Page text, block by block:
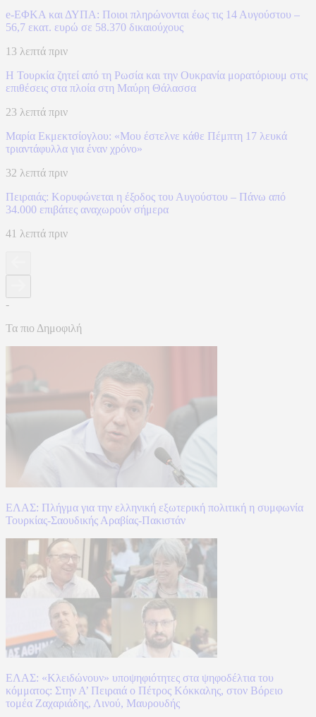
e-ΕΦΚΑ και ΔΥΠΑ: Ποιοι πληρώνονται έως τις 14 Αυγούστου –
56,7 εκατ. ευρώ σε 58.370 δικαιούχους
13 λεπτά πριν
Η Τουρκία ζητεί από τη Ρωσία και την Ουκρανία μορατόριουμ στις
επιθέσεις στα πλοία στη Μαύρη Θάλασσα
23 λεπτά πριν
Μαρία Εκμεκτσίογλου: «Mου έστελνε κάθε Πέμπτη 17 λευκά
τριαντάφυλλα για έναν χρόνο»
32 λεπτά πριν
Πειραιάς: Κορυφώνεται η έξοδος του Αυγούστου – Πάνω από
34.000 επιβάτες αναχωρούν σήμερα
41 λεπτά πριν
-
Τα πιο Δημοφιλή
ΕΛΑΣ: Πλήγμα για την ελληνική εξωτερική πολιτική η συμφωνία
Τουρκίας-Σαουδικής Αραβίας-Πακιστάν
ΕΛΑΣ: «Κλειδώνουν» υποψηφιότητες στα ψηφοδέλτια του
κόμματος: Στην Α’ Πειραιά ο Πέτρος Κόκκαλης, στον Βόρειο
τομέα Ζαχαριάδης, Λινού, Μαυρουδής